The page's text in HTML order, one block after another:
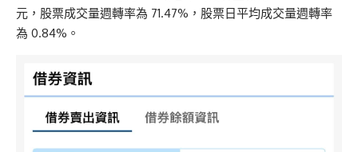
元，股票成交量週轉率為 71.47%，股票日平均成交量週轉率
為 0.84%。